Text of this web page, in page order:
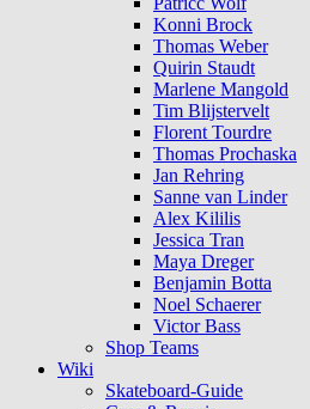
Konni Brock
Thomas Weber
Quirin Staudt
Marlene Mangold
Tim Blijstervelt
Florent Tourdre
Thomas Prochaska
Jan Rehring
Sanne van Linder
Alex Kililis
Jessica Tran
Maya Dreger
Benjamin Botta
Noel Schaerer
Victor Bass
Shop Teams
Wiki
Skateboard-Guide